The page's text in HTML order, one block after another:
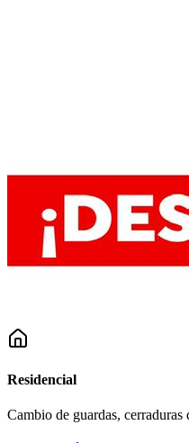
Residencial
Cambio de guardas, cerraduras